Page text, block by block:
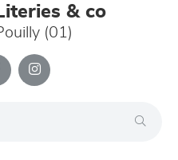
& co
(01)